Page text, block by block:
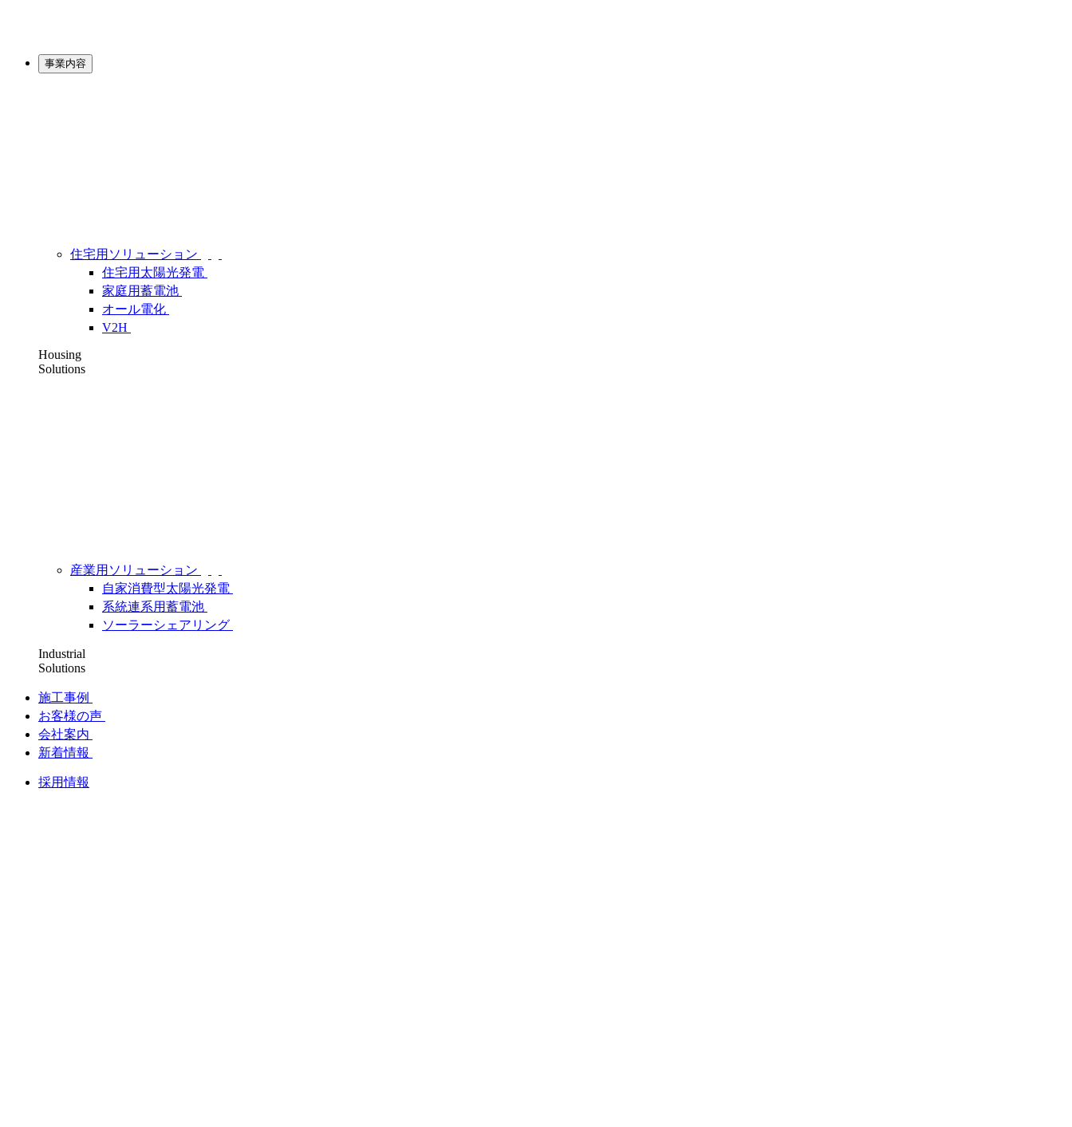
事業内容
住宅用ソリューション
住宅用太陽光発電
家庭用蓄電池
オール電化
V2H
Housing
Solutions
産業用ソリューション
自家消費型太陽光発電
系統連系用蓄電池
ソーラーシェアリング
Industrial
Solutions
施工事例
お客様の声
会社案内
新着情報
採用情報